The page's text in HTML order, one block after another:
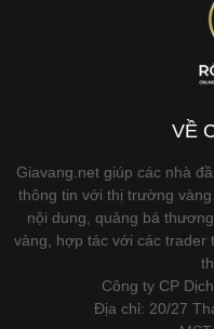
VỀ
Giavang.net giúp các nhà
thông tin với thị trường
nội dung, quảng bá
vàng, hợp tác với các trader
Công ty CP
Địa chỉ: 20/27